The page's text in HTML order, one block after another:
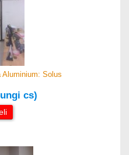
Aluminium: Solus
cs)